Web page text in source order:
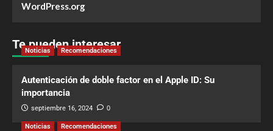
WordPress.org
Te pueden interesar
Noticias Recomendaciones
Autenticación de doble factor en el Apple ID: Su
importancia
septiembre 16, 2024 0
Noticias Recomendaciones